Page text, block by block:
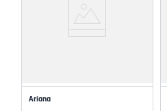
Ariana